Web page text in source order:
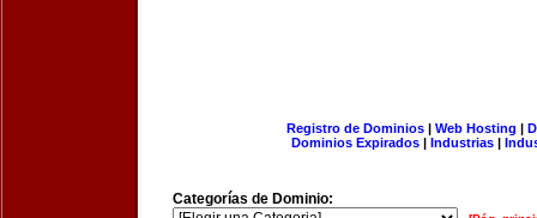
Registro de Dominios| Web Hosting |
Dominios Expirados | Industrias |
Categorías de Dominio: